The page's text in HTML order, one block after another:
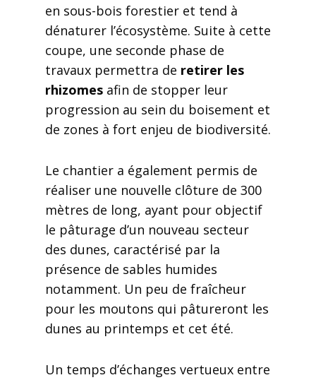
en sous-bois forestier et tend à
dénaturer l’écosystème. Suite à cette
coupe, une seconde phase de
travaux permettra de retirer les
rhizomesafin de stopper leur
progression au sein du boisement et
de zones à fort enjeu de biodiversité.
Le chantier a également permis de
réaliser une nouvelle clôture de 300
mètres de long, ayant pour objectif
le pâturage d’un nouveau secteur
des dunes, caractérisé par la
présence de sables humides
notamment. Un peu de fraîcheur
pour les moutons qui pâtureront les
dunes au printemps et cet été.
Un temps d’échanges vertueux entre